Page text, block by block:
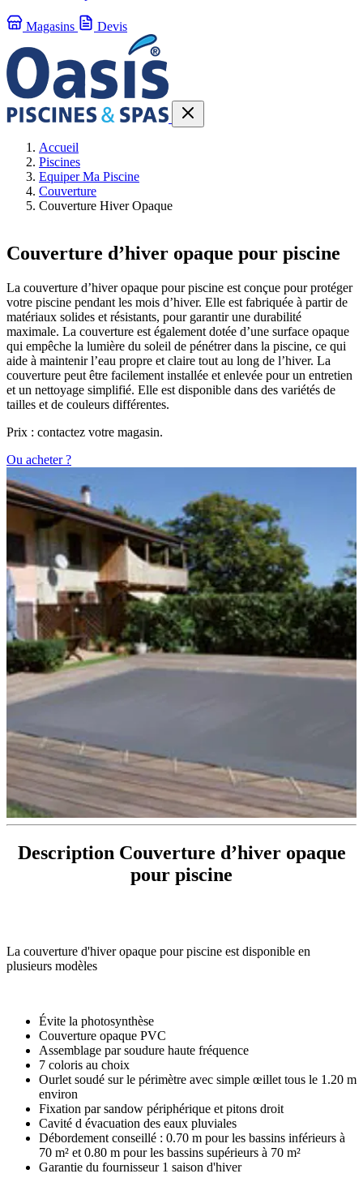
Magasins Devis
Accueil
Piscines
Equiper Ma Piscine
Couverture
Couverture Hiver Opaque
Couverture d’hiver opaque pour piscine
La couverture d’hiver opaque pour piscine est conçue pour protéger
votre piscine pendant les mois d’hiver. Elle est fabriquée à partir de
matériaux solides et résistants, pour garantir une durabilité
maximale. La couverture est également dotée d’une surface opaque
qui empêche la lumière du soleil de pénétrer dans la piscine, ce qui
aide à maintenir l’eau propre et claire tout au long de l’hiver. La
couverture peut être facilement installée et enlevée pour un entretien
et un nettoyage simplifié. Elle est disponible dans des variétés de
tailles et de couleurs différentes.
Prix : contactez votre magasin.
Ou acheter ?
Description Couverture d’hiver opaque
pour piscine
La couverture d'hiver opaque pour piscine est disponible en
plusieurs modèles
Évite la photosynthèse
Couverture opaque PVC
Assemblage par soudure haute fréquence
7 coloris au choix
Ourlet soudé sur le périmètre avec simple œillet tous le 1.20 m
environ
Fixation par sandow périphérique et pitons droit
Cavité d évacuation des eaux pluviales
Débordement conseillé : 0.70 m pour les bassins inférieurs à
70 m² et 0.80 m pour les bassins supérieurs à 70 m²
Garantie du fournisseur 1 saison d'hiver